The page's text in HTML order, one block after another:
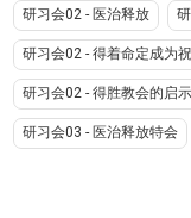
研习会02 - 医治释放
研习会02 - 得着命定成为
研习会02 - 得胜教会的启示
研习会03 - 医治释放特会